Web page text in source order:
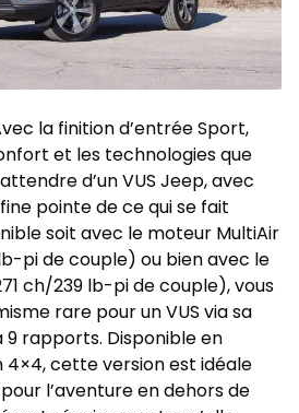
la finition d’entrée Sport,
et les technologies que
d’un VUS Jeep, avec
pointe de ce qui se fait
soit avec le moteur MultiAir
pi de couple) ou bien avec le
ch/239 lb-pi de couple), vous
rare pour un VUS via sa
rapports. Disponible en
cette version est idéale
l’aventure en dehors de